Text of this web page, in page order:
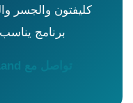
كليفتون والجسر
برنامج
تواصل مع VisitUKLand لترتيب رحلتك